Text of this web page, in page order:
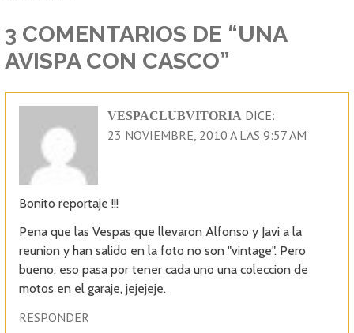
3 COMENTARIOS DE “UNA
AVISPA CON CASCO”
VESPACLUBVITORIA DICE:
23 NOVIEMBRE, 2010 A LAS 9:57 AM
Bonito reportaje !!!
Pena que las Vespas que llevaron Alfonso y Javi a la
reunion y han salido en la foto no son "vintage". Pero
bueno, eso pasa por tener cada uno una coleccion de
motos en el garaje, jejejeje.
RESPONDER